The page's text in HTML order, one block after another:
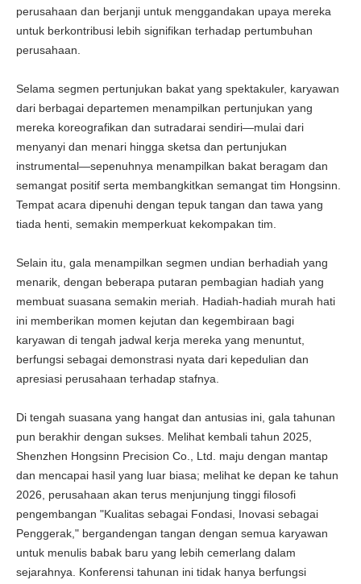
perusahaan dan berjanji untuk menggandakan upaya mereka
untuk berkontribusi lebih signifikan terhadap pertumbuhan
perusahaan.
Selama segmen pertunjukan bakat yang spektakuler, karyawan
dari berbagai departemen menampilkan pertunjukan yang
mereka koreografikan dan sutradarai sendiri—mulai dari
menyanyi dan menari hingga sketsa dan pertunjukan
instrumental—sepenuhnya menampilkan bakat beragam dan
semangat positif serta membangkitkan semangat tim Hongsinn.
Tempat acara dipenuhi dengan tepuk tangan dan tawa yang
tiada henti, semakin memperkuat kekompakan tim.
Selain itu, gala menampilkan segmen undian berhadiah yang
menarik, dengan beberapa putaran pembagian hadiah yang
membuat suasana semakin meriah. Hadiah-hadiah murah hati
ini memberikan momen kejutan dan kegembiraan bagi
karyawan di tengah jadwal kerja mereka yang menuntut,
berfungsi sebagai demonstrasi nyata dari kepedulian dan
apresiasi perusahaan terhadap stafnya.
Di tengah suasana yang hangat dan antusias ini, gala tahunan
pun berakhir dengan sukses. Melihat kembali tahun 2025,
Shenzhen Hongsinn Precision Co., Ltd. maju dengan mantap
dan mencapai hasil yang luar biasa; melihat ke depan ke tahun
2026, perusahaan akan terus menjunjung tinggi filosofi
pengembangan "Kualitas sebagai Fondasi, Inovasi sebagai
Penggerak," bergandengan tangan dengan semua karyawan
untuk menulis babak baru yang lebih cemerlang dalam
sejarahnya. Konferensi tahunan ini tidak hanya berfungsi